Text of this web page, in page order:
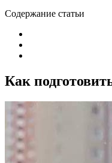
Содержание статьи
Как